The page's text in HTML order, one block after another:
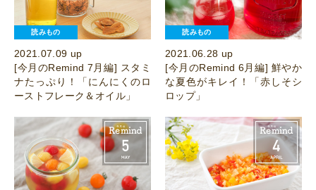
読みもの
2021.07.09 up
[今月のRemind 7月編] スタミ
ナたっぷり！「にんにくのロ
ーストフレーク＆オイル」
読みもの
2021.06.28 up
[今月のRemind 6月編] 鮮やか
な夏色がキレイ！「赤しそシ
ロップ」